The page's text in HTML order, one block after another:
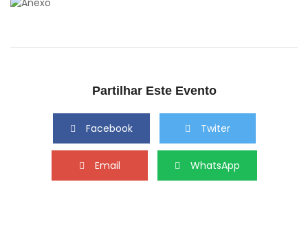
Partilhar Este Evento
Facebook Twiter
Email WhatsApp